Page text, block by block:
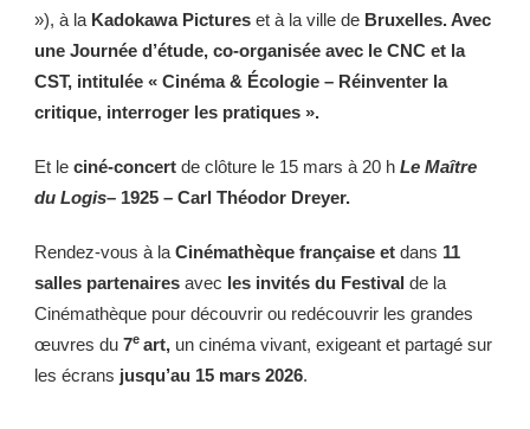
»), à la Kadokawa Pictures et à la ville de Bruxelles. Avec
une Journée d’étude, co-organisée avec le CNC et la
CST, intitulée « Cinéma & Écologie – Réinventer la
critique, interroger les pratiques ».
Et le ciné-concert de clôture le 15 mars à 20 h Le Maître
du Logis– 1925 – Carl Théodor Dreyer.
Rendez-vous à la Cinémathèque française et dans 11
salles partenaires avec les invités du Festival de la
Cinémathèque pour découvrir ou redécouvrir les grandes
œuvres du 7e art, un cinéma vivant, exigeant et partagé sur
les écrans jusqu’au 15 mars 2026.